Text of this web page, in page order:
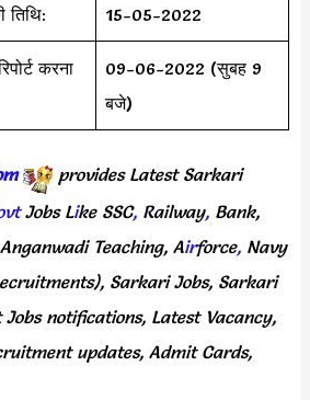
तिथि: 15-05-2022
करना
09-06-2022 (सुबह 9
बजे)
provides Latest Sarkari
Jobs Like SSC, Railway, Bank,
Anganwadi Teaching, Airforce, Navy
Sarkari Jobs, Sarkari
Jobs notifications, Latest Vacancy,
updates, Admit Cards,